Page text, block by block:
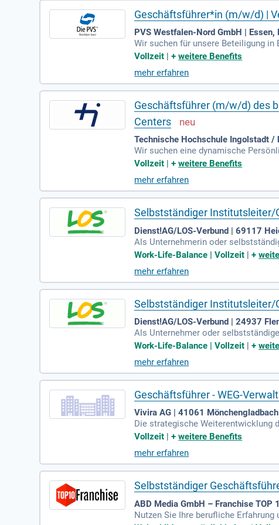
Geschäftsführer*in (m/w/d) |
PVS Westfalen-Nord GmbH | Essen,
Wir suchen für unsere Beteiligung
ösungen. Sind Sie bereit für eine
ten aktiv die strategische
en Sie sich jetzt und gestalten Sie
Vollzeit |+weitere Benefits
mehr erfahren
Geschäftsführer (m/w/d) des
Centers
Technische Hochschule Ingolstadt
Wir suchen eine dynamische
Diese Schlüsselposition fördert das
haft oder Technologie vorweisen
onsstärke mit und sind
Vollzeit |+weitere Benefits
mehr erfahren
Selbstständiger Institutsleiter/
Dienst!AG/LOS-Verbund | 69117
Als Unternehmerin oder
ge Aufgaben in drei Kernbereichen.
ch, um höchste Standards im
tung und Kundendatenmanagement.
Work-Life-Balance | Vollzeit |+
mehr erfahren
Selbstständiger
Dienst!AG/LOS-Verbund | 24937
Als Unternehmer oder
ng unterstützen wir Sie in den drei
keit, qualifizierte Pädagogen zu
trauen Sie auf unsere Expertise, um
Work-Life-Balance | Vollzeit |+
mehr erfahren
Geschäftsführer - WEG-
Vivira AG | 41061 Mönchengladbach
Die strategische Weiterentwicklung
Eine rechtssichere, effiziente und
lle. Die Migration auf moderne
ndestens sechs Jahre Erfahrung in
Vollzeit |+weitere Benefits
mehr erfahren
Selbstständiger
ABD Media GmbH – Franchise TOP
Nutzen Sie Ihre berufliche